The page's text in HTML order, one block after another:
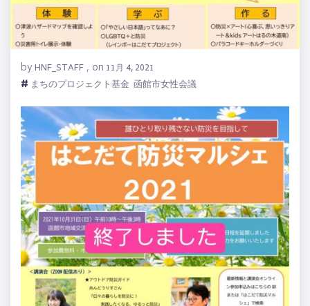
byHNF_STAFF , on 11月 4, 2021
# まちのプロジェクト基金 函館市女性会議